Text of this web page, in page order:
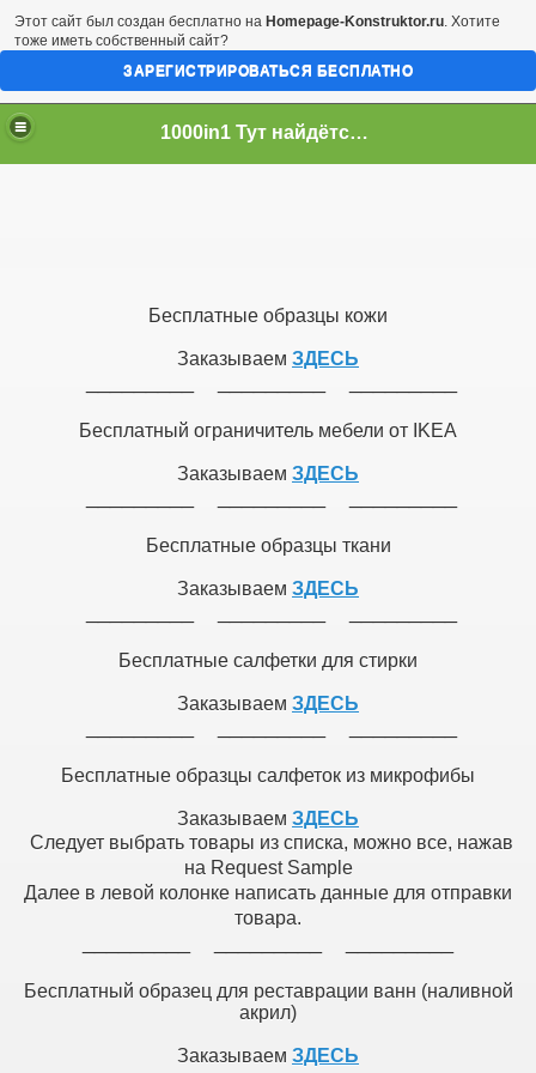
1000in1 Тут найдётся всё!
Бесплатные образцы кожи
Заказываем ЗДЕСЬ
Бесплатный ограничитель мебели от IKEA
Заказываем ЗДЕСЬ
Бесплатные образцы ткани
Заказываем ЗДЕСЬ
Бесплатные салфетки для стирки
Заказываем ЗДЕСЬ
Бесплатные образцы салфеток из микрофибы
Заказываем ЗДЕСЬ
Следует выбрать товары из списка, можно все, нажав
на Request Sample
Далее в левой колонке написать данные для отправки
товара.
Бесплатный образец для реставрации ванн (наливной
акрил)
Заказываем ЗДЕСЬ
Этот сайт был создан бесплатно на Homepage-Konstruktor.ru. Хотите
тоже иметь собственный сайт?
ЗАРЕГИСТРИРОВАТЬСЯ БЕСПЛАТНО